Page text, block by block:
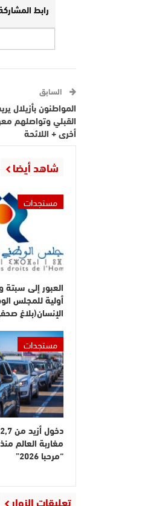
رابط
السابق
المواطنون بأزيلال
القبلي وتواصلهم
أخرى + اللائحة
شاهد أيضا
مستجدات
العبور إلى
أولية للمجلس
الإنسان(بلاغ
مستجدات
مغاربة العالم
“مرحبا 2026”
تعليقات الزوار